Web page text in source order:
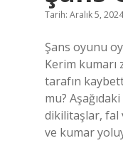
Tarih: Aralık 5, 2024
Şans oyunu
Kerim kumarı
tarafın
mu?
dikilitaşlar, fal
ve kumar